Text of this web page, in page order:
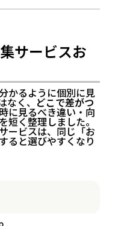
サービスお
かるように個別に見
く、 どこで差がつ
に見るべき違い・向
短く整理しました。
ービスは、同じ「お
ると選びやすくなり